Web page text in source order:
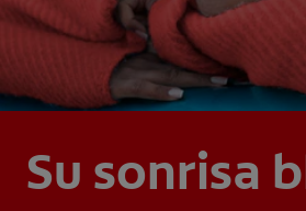
Su sonrisa